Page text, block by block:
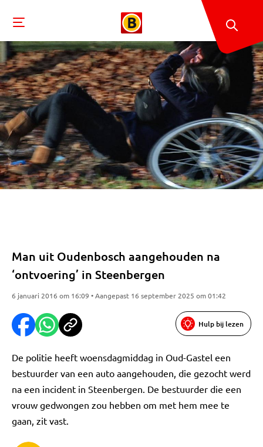
Man uit Oudenbosch aangehouden na
‘ontvoering’ in Steenbergen
6 januari 2016 om 16:09 • Aangepast 16 september 2025 om 01:42
Hulp bij lezen
De politie heeft woensdagmiddag in Oud-Gastel een
bestuurder van een auto aangehouden, die gezocht werd
na een incident in Steenbergen. De bestuurder die een
vrouw gedwongen zou hebben om met hem mee te
gaan, zit vast.